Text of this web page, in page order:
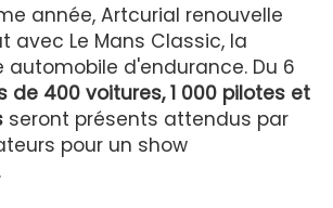
année, Artcurial renouvelle
avec Le Mans Classic, la
automobile d'endurance. Du 6
de 400 voitures, 1 000 pilotes et
seront présents attendus par
pour un show